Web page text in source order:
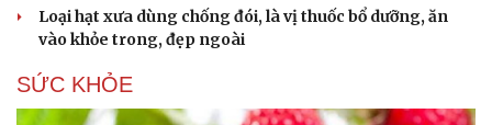
Loại hạt xưa dùng chống đói, là vị thuốc bổ dưỡng, ăn
vào khỏe trong, đẹp ngoài
SỨC KHỎE